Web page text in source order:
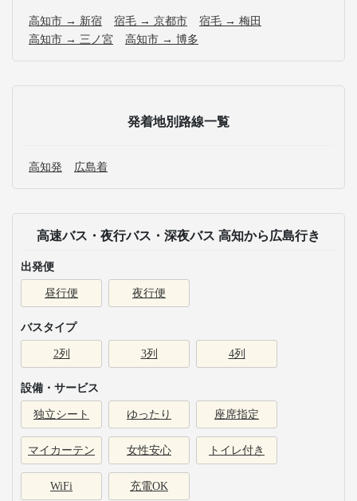
高知市 → 新宿 宿毛 → 京都市
宿毛 → 梅田
高知市 → 三ノ宮
高知市 → 博多
発着地別路線一覧
高知発 広島着
高速バス・夜行バス・深夜バス 高知から広島行き
出発便
昼行便 夜行便
バスタイプ
2列 3列 4列
設備・サービス
独立シート ゆったり 座席指定
マイカーテン 女性安心 トイレ付き
WiFi 充電OK